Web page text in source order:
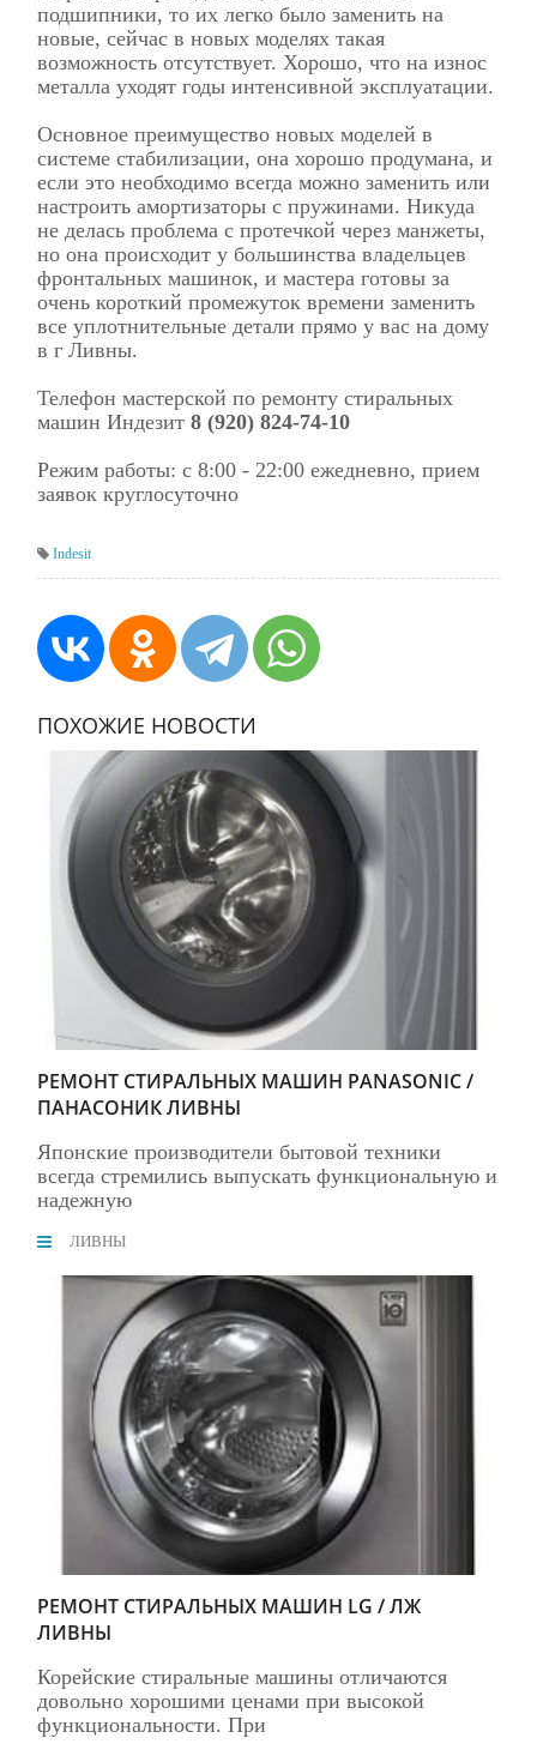
подшипники, то их легко было заменить на
новые, сейчас в новых моделях такая
возможность отсутствует. Хорошо, что на износ
металла уходят годы интенсивной эксплуатации.
Основное преимущество новых моделей в
системе стабилизации, она хорошо продумана, и
если это необходимо всегда можно заменить или
настроить амортизаторы с пружинами. Никуда
не делась проблема с протечкой через манжеты,
но она происходит у большинства владельцев
фронтальных машинок, и мастера готовы за
очень короткий промежуток времени заменить
все уплотнительные детали прямо у вас на дому
в г Ливны.
Телефон мастерской по ремонту стиральных
машин Индезит8 (920) 824-74-10
Режим работы: с 8:00 - 22:00 ежедневно, прием
заявок круглосуточно
Indesit
ПОХОЖИЕ НОВОСТИ
РЕМОНТ СТИРАЛЬНЫХ МАШИН PANASONIC /
ПАНАСОНИК ЛИВНЫ
Японские производители бытовой техники
всегда стремились выпускать функциональную и
надежную
ЛИВНЫ
РЕМОНТ СТИРАЛЬНЫХ МАШИН LG / ЛЖ
ЛИВНЫ
Корейские стиральные машины отличаются
довольно хорошими ценами при высокой
функциональности. При